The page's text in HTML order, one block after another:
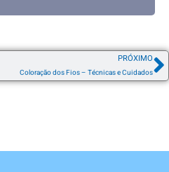
PRÓXIMO
Coloração dos Fios – Técnicas e Cuidados